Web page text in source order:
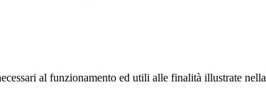
al funzionamento ed utili alle finalità illustrate nella